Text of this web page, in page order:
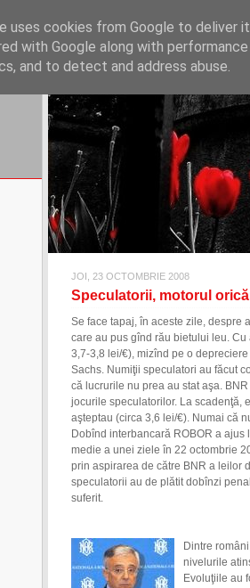
REFLECŢII
blog de reflecţii, informaţii şi opinii
JOI, 23 OCTOMBRIE 2008
Speculatorii, motorul
Se face tapaj, în aceste zile, despre
care au pus gînd rău bietului leu.
3,7-3,8 lei/€), mizînd pe o
Sachs. Numiţii speculatori au făcut
că lucrurile nu prea au stat aşa.
jocurile speculatorilor. La scadenţă,
aşteptau (circa 3,6 lei/€). Numai că
Dobînd interbancară ROBOR a
medie a unei ziele în 22 octombrie
prin aspirarea de către BNR a leilor
speculatorii au de plătit dobînzi
suferit.
Dintre
nivelurile
Evoluţiile au
uses cookies from Google to deliver
with Google along with
and to detect and address abuse.